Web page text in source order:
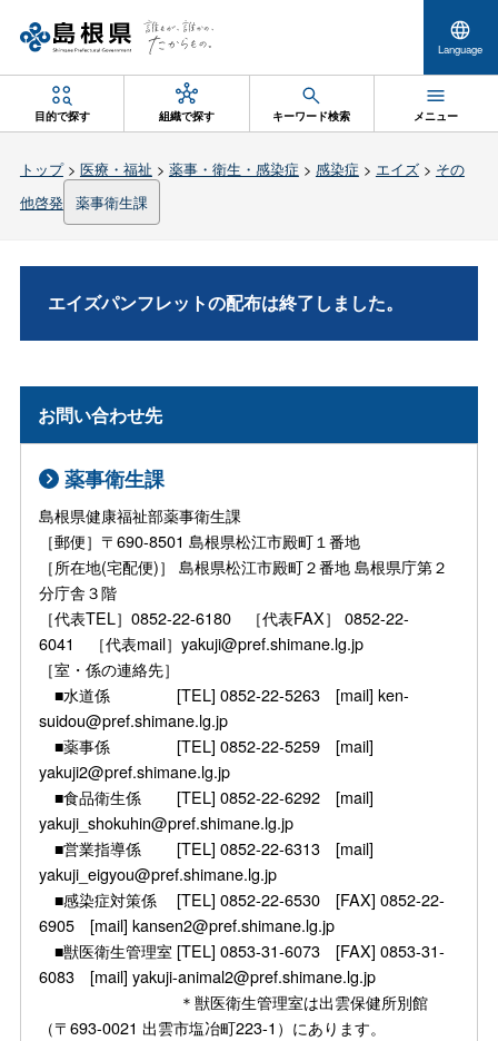
Language
目的で探す 組織で探す キーワード検索 メニュー
トップ> 医療・福祉 > 薬事・衛生・感染症 > 感染症 > エイズ> その
他啓発 薬事衛生課
エイズパンフレットの配布は終了しました。
お問い合わせ先
薬事衛生課
島根県健康福祉部薬事衛生課
［郵便］〒690-8501 島根県松江市殿町１番地
［所在地(宅配便)］ 島根県松江市殿町２番地 島根県庁第２
分庁舎３階
［代表TEL］0852-22-6180 ［代表FAX］ 0852-22-
6041 ［代表mail］yakuji@pref.shimane.lg.jp
［室・係の連絡先］
■水道係 [TEL] 0852-22-5263 [mail] ken-
suidou@pref.shimane.lg.jp
■薬事係 [TEL] 0852-22-5259 [mail]
yakuji2@pref.shimane.lg.jp
■食品衛生係 [TEL] 0852-22-6292 [mail]
yakuji_shokuhin@pref.shimane.lg.jp
■営業指導係 [TEL] 0852-22-6313 [mail]
yakuji_eigyou@pref.shimane.lg.jp
■感染症対策係 [TEL] 0852-22-6530 [FAX] 0852-22-
6905 [mail] kansen2@pref.shimane.lg.jp
■獣医衛生管理室 [TEL] 0853-31-6073 [FAX] 0853-31-
6083 [mail] yakuji-animal2@pref.shimane.lg.jp
＊獣医衛生管理室は出雲保健所別館
（〒693-0021 出雲市塩冶町223-1）にあります。